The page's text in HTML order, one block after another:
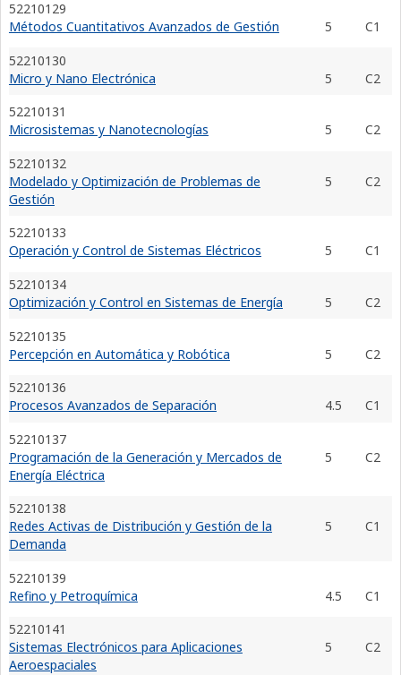
52210129
Métodos Cuantitativos Avanzados de Gestión
5
C1
52210130
Micro y Nano Electrónica
5
C2
52210131
Microsistemas y Nanotecnologías
5
C2
52210132
Modelado y Optimización de Problemas de
Gestión
5 C2
52210133
Operación y Control de Sistemas Eléctricos
5
C1
52210134
Optimización y Control en Sistemas de Energía
5
C2
52210135
Percepción en Automática y Robótica
5
C2
52210136
Procesos Avanzados de Separación
4.5
C1
52210137
Programación de la Generación y Mercados de
Energía Eléctrica
5 C2
52210138
Redes Activas de Distribución y Gestión de la
Demanda
5 C1
52210139
Refino y Petroquímica
4.5
C1
52210141
Sistemas Electrónicos para Aplicaciones
Aeroespaciales
5 C2